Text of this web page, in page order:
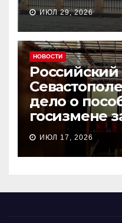
ИЮЛ 29, 2026
НОВОСТИ
Российский
дело о
госизмене
ИЮЛ 17, 2026